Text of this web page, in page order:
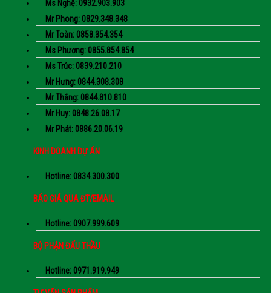
Ms Nghệ: 0932.903.903
Mr Phong: 0829.348.348
Mr Toàn: 0858.354.354
Ms Phương: 0855.854.854
Ms Trúc: 0839.210.210
Mr Hưng: 0844.308.308
Mr Thắng: 0844.810.810
Mr Huy: 0848.26.08.17
Mr Phát: 0886.20.06.19
KINH DOANH DỰ ÁN
Hotline: 0834.300.300
BÁO GIÁ QUA ĐT/EMAIL
Hotline: 0907.999.609
BỘ PHẬN ĐẤU THẦU
Hotline: 0971.919.949